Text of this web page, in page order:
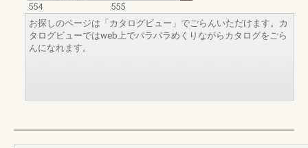
554
555
お探しのページは「カタログビュー」でごらんいただけます。カ
タログビューではweb上でパラパラめくりながらカタログをごら
んになれます。